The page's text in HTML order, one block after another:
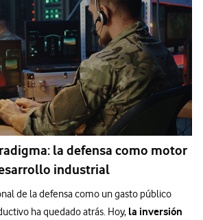
la defensa como motor
industrial
de la defensa como un gasto público
ha quedado atrás. Hoy, la inversión